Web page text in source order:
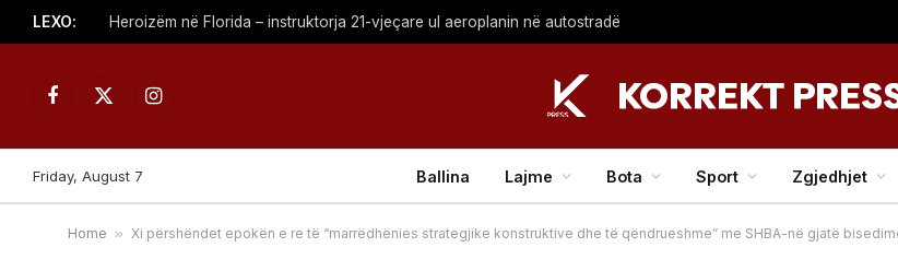
LEXO: Heroizëm në Florida – instruktorja 21-vjeçare ul aeroplanin në autostradë
Facebook
X
Instagram
Friday, August 7 Ballina Lajme Bota Sport Zgjedhjet
Home » Xi përshëndet epokën e re të “marrëdhënies strategjike konstruktive dhe të qëndrueshme” me SHBA-në gjatë